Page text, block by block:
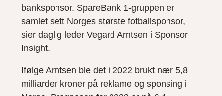
banksponsor. SpareBank 1-gruppen er
samlet sett Norges største fotballsponsor,
sier daglig leder Vegard Arntsen i Sponsor
Insight.
Ifølge Arntsen ble det i 2022 brukt nær 5,8
milliarder kroner på reklame og sponsing i